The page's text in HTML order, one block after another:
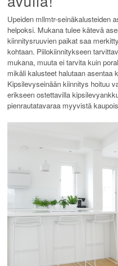
Upeiden mllmtr-seinäkalusteiden
helpoksi. Mukana tulee kätevä
kiinnitysruuvien paikat saa
kohtaan. Piilokiinnitykseen
mukana, muuta ei tarvita kuin
mikäli kalusteet halutaan asentaa
Kipsilevyseinään kiinnitys hoituu
erikseen ostettavilla
pienrautatavaraa myyvistä